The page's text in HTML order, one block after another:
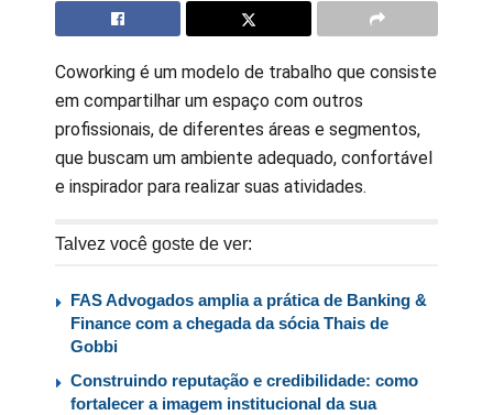
Coworking é um modelo de trabalho que consiste
em compartilhar um espaço com outros
profissionais, de diferentes áreas e segmentos,
que buscam um ambiente adequado, confortável
e inspirador para realizar suas atividades.
Talvez você goste de ver:
FAS Advogados amplia a prática de Banking &
Finance com a chegada da sócia Thais de
Gobbi
Construindo reputação e credibilidade: como
fortalecer a imagem institucional da sua